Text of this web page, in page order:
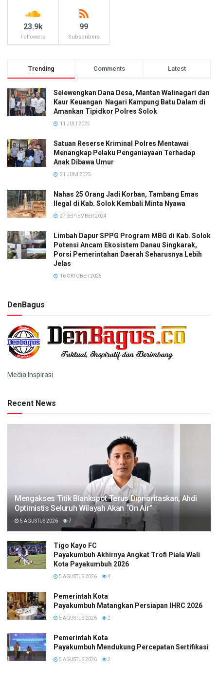
23.9k
Followers
99
Subscribers
Trending Comments Latest
Selewengkan Dana Desa, Mantan Walinagari dan
Kaur Keuangan Nagari Kampung Batu Dalam di
Amankan Tipidkor Polres Solok
11 JULI 2025
Satuan Reserse Kriminal Polres Mentawai
Menangkap Pelaku Penganiayaan Terhadap
Anak Dibawa Umur
21 JUNI 2025
Nahas 25 Orang Jadi Korban, Tambang Emas
Ilegal di Kab. Solok Kembali Minta Nyawa
27 SEPTEMBER 2024
Limbah Dapur SPPG Program MBG di Kab. Solok
Potensi Ancam Ekosistem Danau Singkarak,
Porsi Pemerintahan Daerah Seharusnya Lebih
Jelas
16 OKTOBER 2025
DenBagus
Media Inspirasi
Recent News
Mengakses Titik Blankspot Terus Diprioritaskan, Ahdi
Optimistis Seluruh Wilayah Akan “On Air”
5 AGUSTUS 2026 7
Tigo Kayo FC
Payakumbuh Akhirnya Angkat Trofi Piala Wali
Kota Payakumbuh 2026
5 AGUSTUS 2026 4
Pemerintah Kota
Payakumbuh Matangkan Persiapan IHRC 2026
5 AGUSTUS 2026 2
Pemerintah Kota
Payakumbuh Mendukung Percepatan Sertifikasi
5 AGUSTUS 2026 2